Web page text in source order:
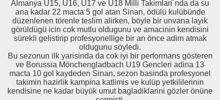
Almanya U15, U16, U17 ve U18 Milli Takimlari´nda da su
ana kadar 22 macta 5 gol atan Sinan, ödülü kulübünde
düzenlenen törenle teslim alirken, böyle bir unvana layik
görüldügü icin cok mutlu oldugunu ve amacinin kendisini
sürekli gelistirip profesyonellige bir an önce adim atmak
oldugunu söyledi.
Bu sezonun ilk yarisinda da cok iyi bir performans gösteren
ve Borussia Mönchengladbach U19 Gencleri adina 13
macta 10 gol kaydeden Sinan, sezon basinda profesyonel
takimin hazirlik kampina katlimis ve kulüp yetkililerinin
kendisine ne kadar büyük umut bagladiklarini gözler önüne